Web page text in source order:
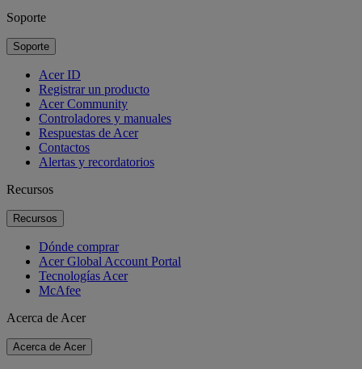
Soporte
Soporte
Acer ID
Registrar un producto
Acer Community
Controladores y manuales
Respuestas de Acer
Contactos
Alertas y recordatorios
Recursos
Recursos
Dónde comprar
Acer Global Account Portal
Tecnologías Acer
McAfee
Acerca de Acer
Acerca de Acer